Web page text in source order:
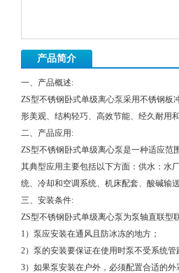
产品简介
一、产品概述:
ZS型不锈钢卧式单级离心泵采用不锈钢板
形美观、结构轻巧、高效节能、经久耐用
二、产品应用:
ZS型不锈钢卧式单级离心泵是一种适应范
其典型应用主要包括以下方面：供水：水
统、冷却和空调系统、机床配套、酸碱输
三、安装条件:
ZS型不锈钢卧式单级离心泵为泵轴直联型
1）泵应安装在通风且防冰冻的地方；
2）泵的安装要保证在使用时泵不受系统管
3）如果泵安装在户外，必须配置合适的外